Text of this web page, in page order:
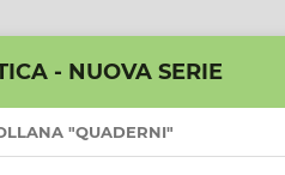
- NUOVA SERIE
"QUADERNI"